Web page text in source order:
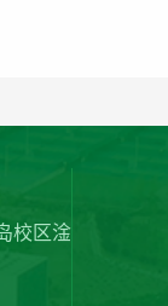
校区淦